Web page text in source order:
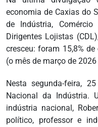
economia de Caxias do
de Indústria,
Dirigentes Lojistas
cresceu: foram 15,8%
(o mês de março de
Nesta segunda-feira,
Nacional da Indústria.
indústria nacional,
político, professor e